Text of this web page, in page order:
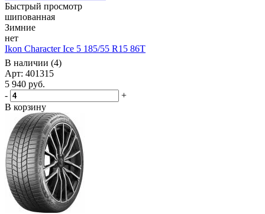
Быстрый просмотр
шипованная
Зимние
нет
Ikon Character Ice 5 185/55 R15 86T
В наличии (4)
Арт: 401315
5 940 руб.
-
+
В корзину